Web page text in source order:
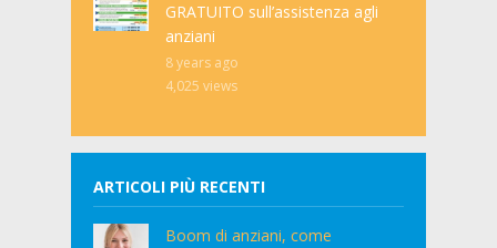
GRATUITO sull’assistenza agli
anziani
8 years ago
4,025 views
ARTICOLI PIÙ RECENTI
Boom di anziani, come